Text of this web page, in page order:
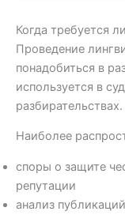
Когда требуется
Проведение
понадобиться в
используется в
разбирательствах.
Наиболее
споры о защите
репутации
анализ